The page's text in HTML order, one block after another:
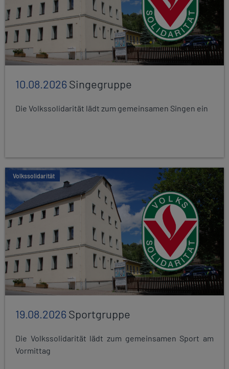
10.08.2026Singegruppe
Die Volkssolidarität lädt zum gemeinsamen Singen ein
Volkssolidarität
19.08.2026Sportgruppe
Die Volkssolidarität lädt zum gemeinsamen Sport am
Vormittag